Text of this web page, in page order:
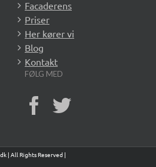
Facaderens
Priser
Her kører vi
Blog
Kontakt
FØLG MED
| All Rights Reserved |